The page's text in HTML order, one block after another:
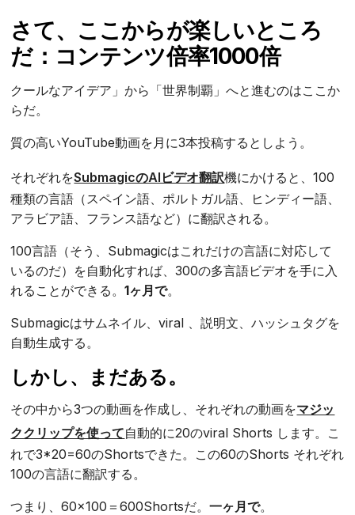
さて、ここからが楽しいところ
だ：コンテンツ倍率1000倍
クールなアイデア」から「世界制覇」へと進むのはここか
らだ。
質の高いYouTube動画を月に3本投稿するとしよう。
それぞれをSubmagicのAIビデオ翻訳機にかけると、100
種類の言語（スペイン語、ポルトガル語、ヒンディー語、
アラビア語、フランス語など）に翻訳される。
100言語（そう、Submagicはこれだけの言語に対応して
いるのだ）を自動化すれば、300の多言語ビデオを手に入
れることができる。1ヶ月で。
Submagicはサムネイル、viral 、説明文、ハッシュタグを
自動生成する。
しかし、まだある。
その中から3つの動画を作成し、それぞれの動画をマジッ
ククリップを使って自動的に20のviral Shorts します。こ
れで3*20=60のShortsできた。この60のShorts それぞれ
100の言語に翻訳する。
つまり、60×100＝600Shortsだ。一ヶ月で。